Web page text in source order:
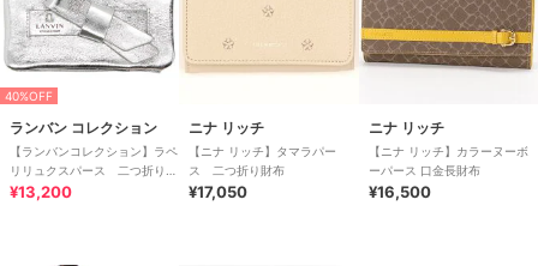
40%OFF
ランバン コレクション
【ランバンコレクション】ラペ
リリュクスパース 二つ折り
BOX財布
¥13,200
ニナ リッチ
【ニナ リッチ】タマラパー
ス 二つ折り財布
¥17,050
ニナ リッチ
【ニナ リッチ】カラーヌーボ
ーパース 口金長財布
¥16,500